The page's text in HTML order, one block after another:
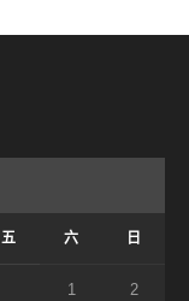
五 六 日
1 2